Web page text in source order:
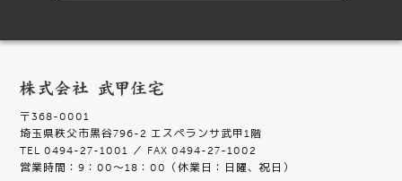
〒368-0001
埼玉県秩父市黒谷796-2 エスペランサ武甲1階
TEL 0494-27-1001 ／ FAX 0494-27-1002
営業時間：9：00〜18：00（休業日：日曜、祝日）